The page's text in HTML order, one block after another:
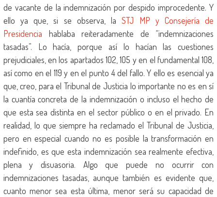
de vacante de la indemnización por despido improcedente. Y
ello ya que, si se observa, laSTJ MP y Consejería de
Presidencia hablaba reiteradamente de “indemnizaciones
tasadas”. Lo hacía, porque así lo hacían las cuestiones
prejudiciales, en los apartados 102, 105 y en el fundamental 108,
así como en el 119 y en el punto 4 del fallo. Y ello es esencial ya
que, creo, para el Tribunal de Justicia lo importante no es en sí
la cuantía concreta de la indemnización o incluso el hecho de
que esta sea distinta en el sector público o en el privado. En
realidad, lo que siempre ha reclamado el Tribunal de Justicia,
pero en especial cuando no es posible la transformación en
indefinido, es que esta indemnización sea realmente efectiva,
plena y disuasoria. Algo que puede no ocurrir con
indemnizaciones tasadas, aunque también es evidente que,
cuanto menor sea esta última, menor será su capacidad de